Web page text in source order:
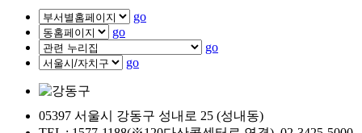
go
go
go
go
05397 서울시 강동구 성내로 25 (성내동)